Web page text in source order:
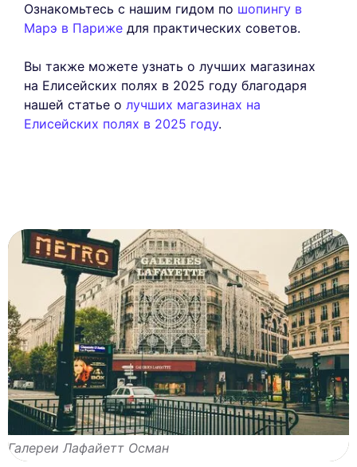
Ознакомьтесь с нашим гидом по шопингу в
Марэ в Париже для практических советов.
Вы также можете узнать о лучших магазинах
на Елисейских полях в 2025 году благодаря
нашей статье о лучших магазинах на
Елисейских полях в 2025 году.
Галереи Лафайетт Осман